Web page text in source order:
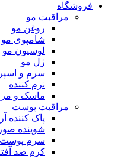
فروشگاه
مراقبت مو
روغن مو
شامپوی مو
لوسیون مو
ژل مو
سرم و
نرم کننده
ماسک و
مراقبت پوست
پاک کننده
شوینده
سرم پوست
کرم ضد